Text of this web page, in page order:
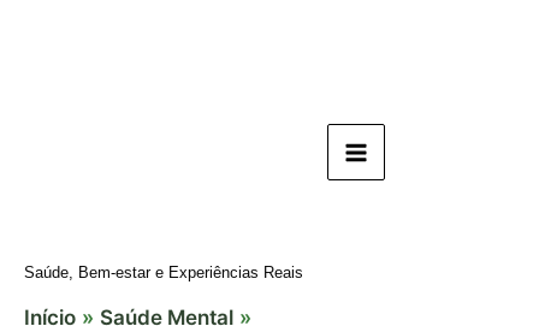
Saúde, Bem-estar e Experiências Reais
Início
Saúde Mental